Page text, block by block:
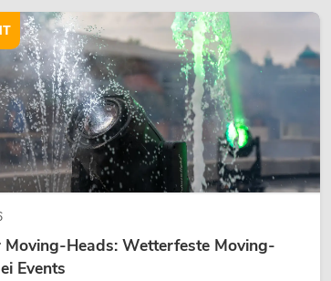
Moving-Heads: Wetterfeste Moving-
Events